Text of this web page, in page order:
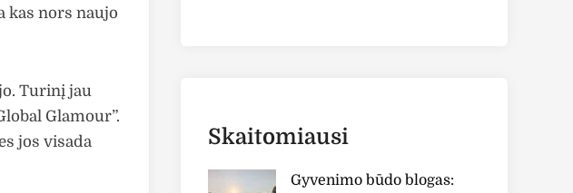
kas nors naujo
Turinį jau
Glamour”.
jos visada
Skaitomiausi
Gyvenimo būdo blogas: